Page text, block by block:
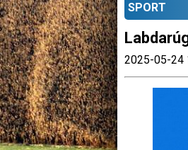
SPORT
2025-05-24